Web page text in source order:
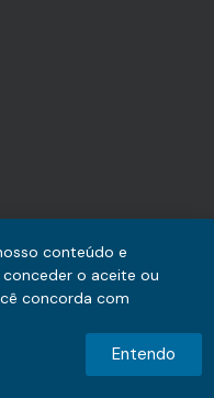
conteúdo e
conceder o aceite ou
concorda com
Entendo